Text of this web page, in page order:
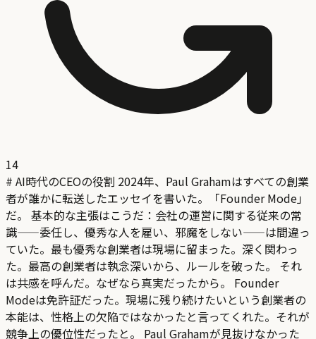
14
# AI時代のCEOの役割 2024年、Paul Grahamはすべての創業
者が誰かに転送したエッセイを書いた。「Founder Mode」
だ。 基本的な主張はこうだ：会社の運営に関する従来の常
識——委任し、優秀な人を雇い、邪魔をしない——は間違っ
ていた。最も優秀な創業者は現場に留まった。深く関わっ
た。最高の創業者は執念深いから、ルールを破った。 それ
は共感を呼んだ。なぜなら真実だったから。 Founder
Modeは免許証だった。現場に残り続けたいという創業者の
本能は、性格上の欠陥ではなかったと言ってくれた。それが
競争上の優位性だったと。 Paul Grahamが見抜けなかった